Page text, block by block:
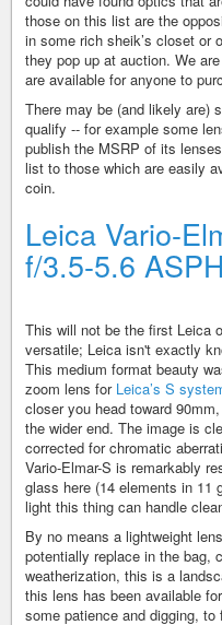
those on this list are the
in some rich sheik’s closet or
they pop up at auction. We
are available for anyone to
There may be (and likely are)
qualify -- for example some
publish the MSRP of its
list to those which are easily
coin.
Leica Vario-
f/3.5-5.6 ASPH
This will not be the first Leica
versatile; Leica isn't exactly
This medium format beauty
zoom lens for Leica’s S
closer you head toward
the wider end. The image is
corrected for chromatic
Vario-Elmar-S is remarkably
glass here (14 elements in 11
light this thing can handle
By no means a lightweight
potentially replace in the bag,
weatherization, this is a
this lens has been available
some patience and digging,